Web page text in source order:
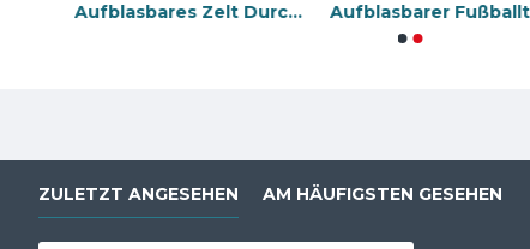
Aufblasbares Zelt Durchsichtig Aufblasbarer Fußballtunnel
Aufblasbares Festzelt Aufblasbare Blase Zelt
ZULETZT ANGESEHEN AM HÄUFIGSTEN GESEHEN